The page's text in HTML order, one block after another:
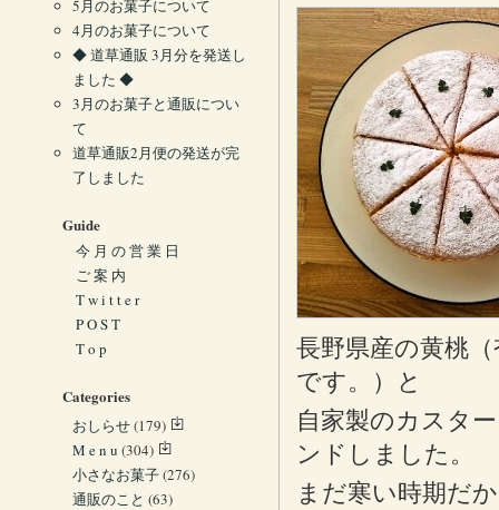
長野県産の黄桃
です。）と
自家製のカスタ
ンドしました。
まだ寒い時期だ
5月のお菓子について
4月のお菓子について
◆ 道草通販 3月分を発送し
ました ◆
3月のお菓子と通販につい
て
道草通販2月便の発送が完
了しました
Guide
今 月 の 営 業 日
ご 案 内
T w i t t e r
P O S T
T o p
Categories
おしらせ(179)
M e n u (304)
小さなお菓子(276)
通販のこと (63)